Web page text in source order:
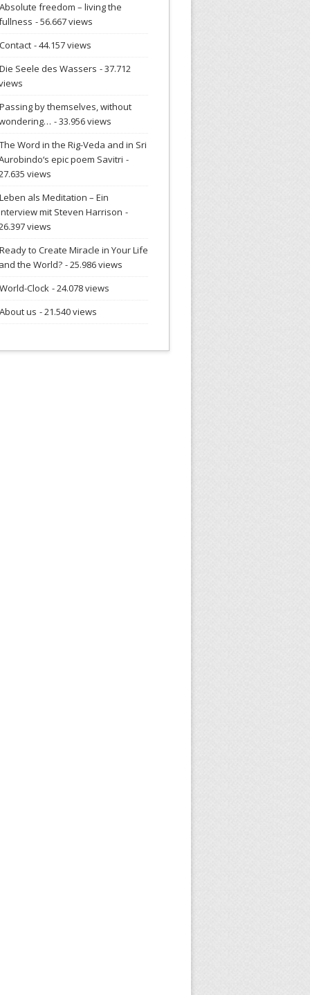
Absolute freedom – living the
- 56.667 views
Contact - 44.157 views
Die Seele des Wassers - 37.712
Passing by themselves, without
- 33.956 views
The Word in the Rig-Veda and in Sri
epic poem Savitri -
views
Leben als Meditation – Ein
mit Steven Harrison -
views
Ready to Create Miracle in Your Life
the World? - 25.986 views
World-Clock - 24.078 views
About us - 21.540 views